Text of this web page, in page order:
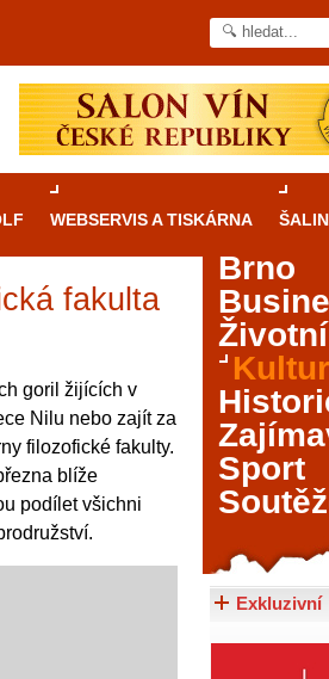
WEBSERVIS A TISKÁRNA
fakulta
goril žijících v
Nilu nebo zajít za
filozofické fakulty.
blíže
podílet všichni
v Brně: Od
památky, skvělé
Mimo jiné je ale také
a bezpečně vyzkoušet
kvetoucí moravské
her od klasické
jak pro pravidelné
Brno
Sport
Exkluzivní